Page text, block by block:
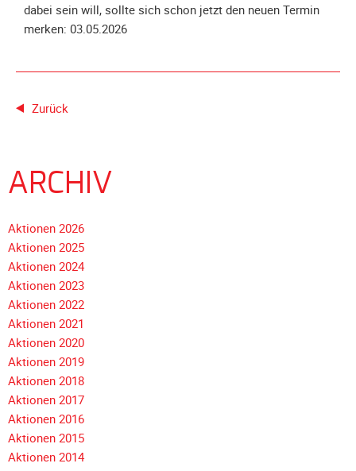
dabei sein will, sollte sich schon jetzt den neuen Termin
merken: 03.05.2026
Zurück
ARCHIV
Aktionen 2026
Aktionen 2025
Aktionen 2024
Aktionen 2023
Aktionen 2022
Aktionen 2021
Aktionen 2020
Aktionen 2019
Aktionen 2018
Navigation
überspringen
Aktionen 2017
Aktionen 2016
Aktionen 2015
Aktionen 2014